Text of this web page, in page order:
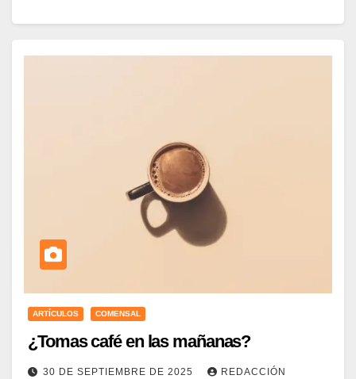
ARTÍCULOS COMENSAL
¿Tomas café en las mañanas?
30 DE SEPTIEMBRE DE 2025 REDACCIÓN